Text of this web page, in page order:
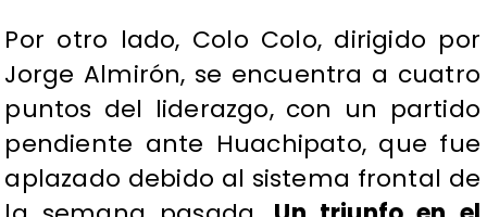
Por otro lado, Colo Colo, dirigido por
Jorge Almirón, se encuentra a cuatro
puntos del liderazgo, con un partido
pendiente ante Huachipato, que fue
aplazado debido al sistema frontal de